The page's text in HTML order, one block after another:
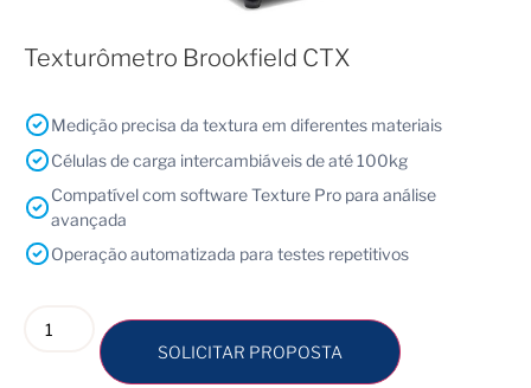
Texturômetro Brookfield CTX
Medição precisa da textura em diferentes materiais
Células de carga intercambiáveis de até 100kg
Compatível com software Texture Pro para análise
avançada
Operação automatizada para testes repetitivos
SOLICITAR PROPOSTA